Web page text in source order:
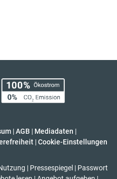
|AGB | Mediadaten |
| Cookie-Einstellungen
| Pressespiegel | Passwort